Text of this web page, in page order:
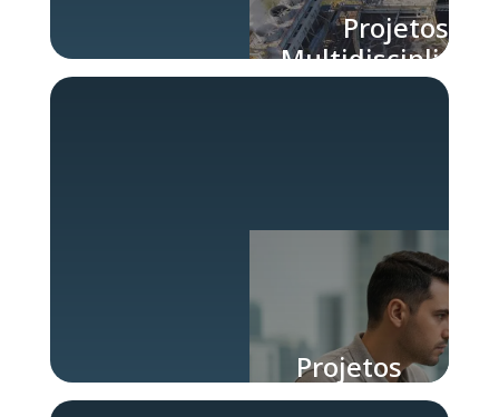
Projetos
na Engenharia
Projetos
Piloto